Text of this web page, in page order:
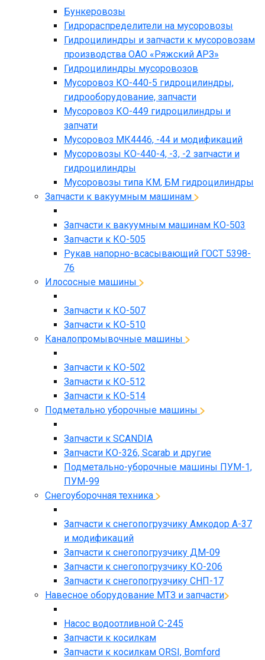
Бункеровозы
Гидрораспределители на мусоровозы
Гидроцилиндры и запчасти к мусоровозам
производства ОАО «Ряжский АРЗ»
Гидроцилиндры мусоровозов
Мусоровоз КО-440-5 гидроцилиндры,
гидрооборудование, запчасти
Мусоровоз КО-449 гидроцилиндры и
запчати
Мусоровоз МК4446, -44 и модификаций
Мусоровозы КО-440-4, -3, -2 запчасти и
гидроцилиндры
Мусоровозы типа КМ, БМ гидроцилиндры
Запчасти к вакуумным машинам
Запчасти к вакуумным машинам КО-503
Запчасти к КО-505
Рукав напорно-всасывающий ГОСТ 5398-
76
Илососные машины
Запчасти к КО-507
Запчасти к КО-510
Каналопромывочные машины
Запчасти к КО-502
Запчасти к КО-512
Запчасти к КО-514
Подметально уборочные машины
Запчасти к SCANDIA
Запчасти КО-326, Scarab и другие
Подметально-уборочные машины ПУМ-1,
ПУМ-99
Снегоуборочная техника
Запчасти к снегопогрузчику Амкодор А-37
и модификаций
Запчасти к снегопогрузчику ДМ-09
Запчасти к снегопогрузчику КО-206
Запчасти к снегопогрузчику СНП-17
Навесное оборудование МТЗ и запчасти
Насос водоотливной С-245
Запчасти к косилкам
Запчасти к косилкам ORSI, Bomford